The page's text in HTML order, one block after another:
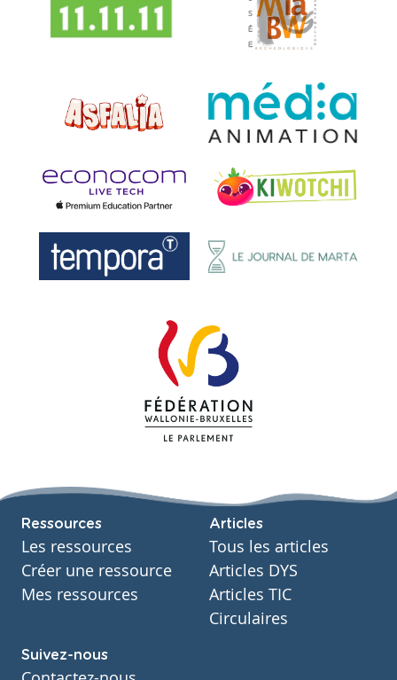
Ressources
Les ressources
Créer une ressource
Mes ressources
Articles
Tous les articles
Articles DYS
Articles TIC
Circulaires
Suivez-nous